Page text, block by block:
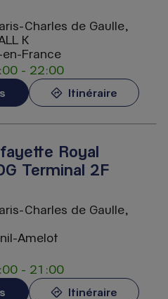
Charles de Gaulle,
K
France
- 22:00
Itinéraire
Royal
Terminal 2F
Charles de Gaulle,
Amelot
- 21:00
Itinéraire